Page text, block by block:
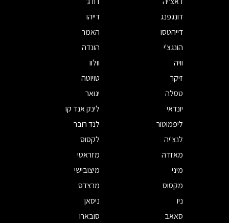
דונגפנג
דייהו
דייהטסו
האמר
הונגצ'י
הונדה
וויה
וולוו
זיקר
טויוטה
טסלה
יגואר
יונדאי
לינק אנד קו
ליפמוטור
לנד רובר
לנצ'יה
לקסוס
מאזדה
מזראטי
מיני
מיצובישי
מקסוס
מרצדס
ניו
ניסאן
סאאב
סובארו